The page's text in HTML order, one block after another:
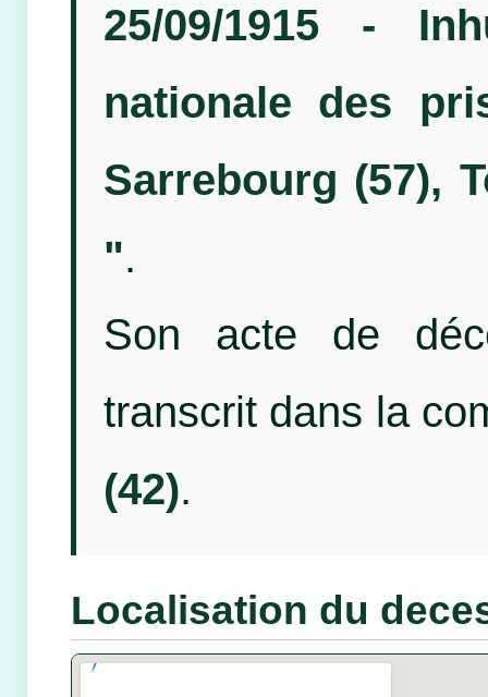
25/09/1915 -
nationale des
Sarrebourg (57),
".
Son acte de
transcrit dans la
(42).
Localisation du